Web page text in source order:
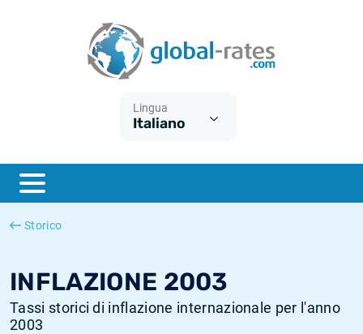
Lingua
Italiano
Storico
INFLAZIONE 2003
Tassi storici di inflazione internazionale per l'anno
2003
ESTER
SONIA
Cos'è l'inflazione CPI?
Cos'è l'inflazione HICP?
Inflazione Italia
Inflazione Stati Uniti
Tassi storici Euribor
Tassi storici di SONIA
Tassi storici di TONAR
Calcolatore dell’inflazione